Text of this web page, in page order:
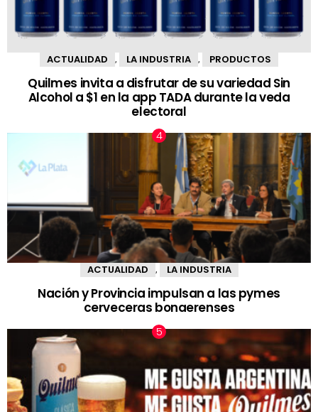
ACTUALIDAD , LA INDUSTRIA , PRODUCTOS
Quilmes invita a disfrutar de su variedad Sin
Alcohol a $1 en la app TADA durante la veda
electoral
ACTUALIDAD , LA INDUSTRIA
Nación y Provincia impulsan a las pymes
cerveceras bonaerenses